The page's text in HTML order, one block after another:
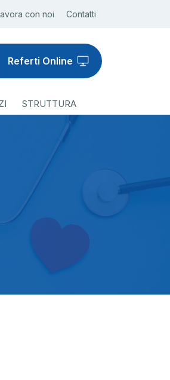
con noi Contatti
Referti Online
STRUTTURA